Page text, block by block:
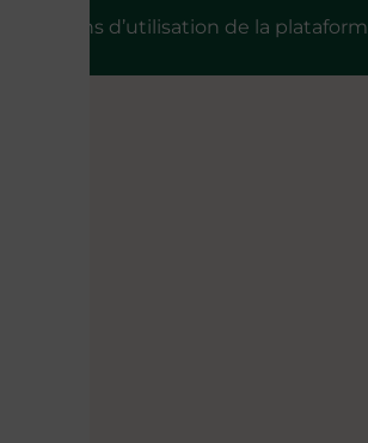
Conditions d’utilisation de la plataform